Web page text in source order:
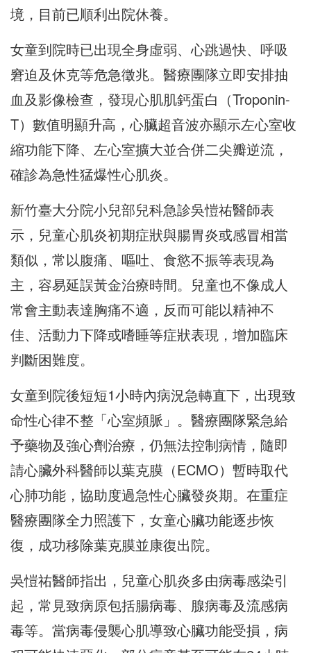
境，目前已順利出院休養。
女童到院時已出現全身虛弱、心跳過快、呼吸
窘迫及休克等危急徵兆。醫療團隊立即安排抽
血及影像檢查，發現心肌肌鈣蛋白（Troponin-
T）數值明顯升高，心臟超音波亦顯示左心室收
縮功能下降、左心室擴大並合併二尖瓣逆流，
確診為急性猛爆性心肌炎。
新竹臺大分院小兒部兒科急診吳愷祐醫師表
示，兒童心肌炎初期症狀與腸胃炎或感冒相當
類似，常以腹痛、嘔吐、食慾不振等表現為
主，容易延誤黃金治療時間。兒童也不像成人
常會主動表達胸痛不適，反而可能以精神不
佳、活動力下降或嗜睡等症狀表現，增加臨床
判斷困難度。
女童到院後短短1小時內病況急轉直下，出現致
命性心律不整「心室頻脈」。醫療團隊緊急給
予藥物及強心劑治療，仍無法控制病情，隨即
請心臟外科醫師以葉克膜（ECMO）暫時取代
心肺功能，協助度過急性心臟發炎期。在重症
醫療團隊全力照護下，女童心臟功能逐步恢
復，成功移除葉克膜並康復出院。
吳愷祐醫師指出，兒童心肌炎多由病毒感染引
起，常見致病原包括腸病毒、腺病毒及流感病
毒等。當病毒侵襲心肌導致心臟功能受損，病